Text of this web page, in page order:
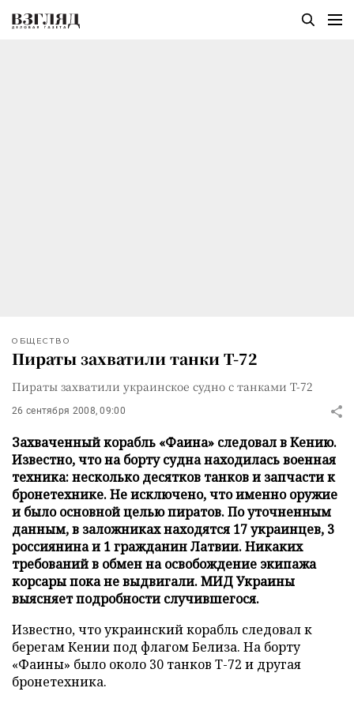
ОБЩЕСТВО
Пираты захватили танки Т-72
Пираты захватили украинское судно с танками Т-72
26 сентября 2008, 09:00
Захваченный корабль «Фаина» следовал в Кению.
Известно, что на борту судна находилась военная
техника: несколько десятков танков и запчасти к
бронетехнике. Не исключено, что именно оружие
и было основной целью пиратов. По уточненным
данным, в заложниках находятся 17 украинцев, 3
россиянина и 1 гражданин Латвии. Никаких
требований в обмен на освобождение экипажа
корсары пока не выдвигали. МИД Украины
выясняет подробности случившегося.
Известно, что украинский корабль следовал к
берегам Кении под флагом Белиза. На борту
«Фаины» было около 30 танков Т-72 и другая
бронетехника.